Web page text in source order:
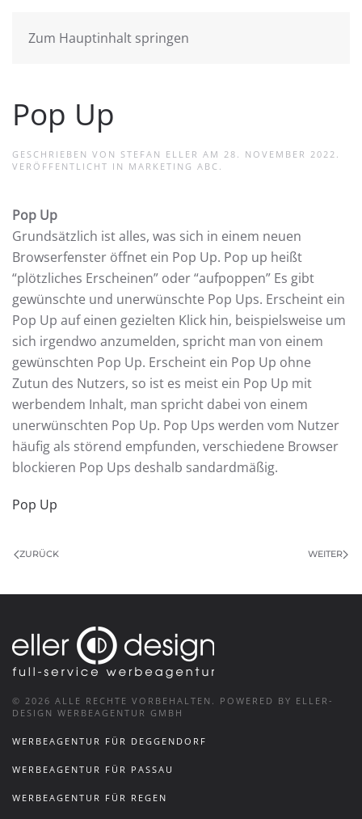
Zum Hauptinhalt springen
Pop Up
GESCHRIEBEN VON STEFAN ELLER AM 28. NOVEMBER 2022 .
VERÖFFENTLICHT IN MARKETING ABC .
Pop Up
Grundsätzlich ist alles, was sich in einem neuen
Browserfenster öffnet ein Pop Up. Pop up heißt
“plötzliches Erscheinen” oder “aufpoppen” Es gibt
gewünschte und unerwünschte Pop Ups. Erscheint ein
Pop Up auf einen gezielten Klick hin, beispielsweise um
sich irgendwo anzumelden, spricht man von einem
gewünschten Pop Up. Erscheint ein Pop Up ohne
Zutun des Nutzers, so ist es meist ein Pop Up mit
werbendem Inhalt, man spricht dabei von einem
unerwünschten Pop Up. Pop Ups werden vom Nutzer
häufig als störend empfunden, verschiedene Browser
blockieren Pop Ups deshalb sandardmäßig.
Pop Up
ZURÜCK WEITER
© 2026 ALLE RECHTE VORBEHALTEN. POWERED BY ELLER-
DESIGN WERBEAGENTUR GMBH
WERBEAGENTUR FÜR DEGGENDORF
WERBEAGENTUR FÜR PASSAU
WERBEAGENTUR FÜR REGEN